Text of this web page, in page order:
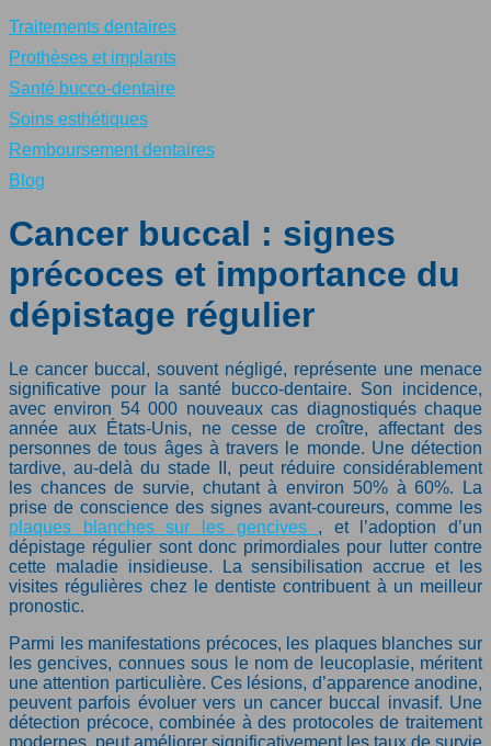
Traitements dentaires
Prothèses et implants
Santé bucco-dentaire
Soins esthétiques
Remboursement dentaires
Blog
Cancer buccal : signes
précoces et importance du
dépistage régulier
Le cancer buccal, souvent négligé, représente une menace
significative pour la santé bucco-dentaire. Son incidence,
avec environ 54 000 nouveaux cas diagnostiqués chaque
année aux États-Unis, ne cesse de croître, affectant des
personnes de tous âges à travers le monde. Une détection
tardive, au-delà du stade II, peut réduire considérablement
les chances de survie, chutant à environ 50% à 60%. La
prise de conscience des signes avant-coureurs, comme les
plaques blanches sur les gencives , et l’adoption d’un
dépistage régulier sont donc primordiales pour lutter contre
cette maladie insidieuse. La sensibilisation accrue et les
visites régulières chez le dentiste contribuent à un meilleur
pronostic.
Parmi les manifestations précoces, les plaques blanches sur
les gencives, connues sous le nom de leucoplasie, méritent
une attention particulière. Ces lésions, d’apparence anodine,
peuvent parfois évoluer vers un cancer buccal invasif. Une
détection précoce, combinée à des protocoles de traitement
modernes, peut améliorer significativement les taux de survie